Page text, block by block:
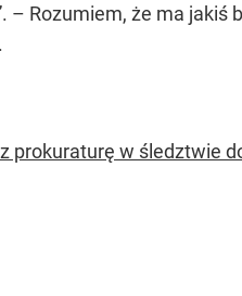
Rozumiem, że ma jakiś
prokuraturę w śledztwie